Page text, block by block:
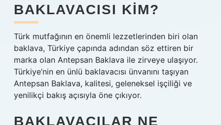
BAKLAVACISI KIM?
Türk mutfağının en önemli lezzetlerinden biri olan
baklava, Türkiye çapında adından söz ettiren bir
marka olan Antepsan Baklava ile zirveye ulaşıyor.
Türkiye’nin en ünlü baklavacısı ünvanını taşıyan
Antepsan Baklava, kalitesi, geleneksel işçiliği ve
yenilikçi bakış açısıyla öne çıkıyor.
BAKLAVACILAR NE